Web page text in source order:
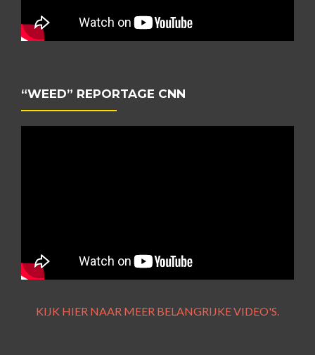
“WEED” REPORTAGE CNN
KIJK HIER NAAR MEER BELANGRIJKE VIDEO'S.